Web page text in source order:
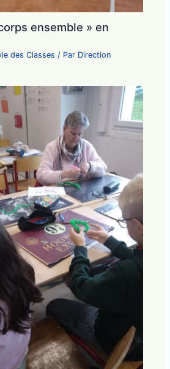
ensemble » en
des Classes / Par Direction